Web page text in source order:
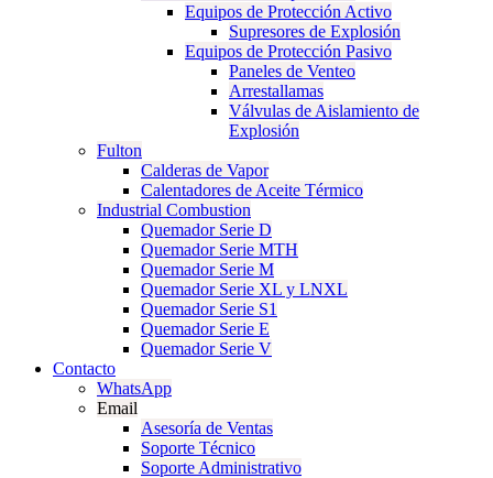
Equipos de Protección Activo
Supresores de Explosión
Equipos de Protección Pasivo
Paneles de Venteo
Arrestallamas
Válvulas de Aislamiento de
Explosión
Fulton
Calderas de Vapor
Calentadores de Aceite Térmico
Industrial Combustion
Quemador Serie D
Quemador Serie MTH
Quemador Serie M
Quemador Serie XL y LNXL
Quemador Serie S1
Quemador Serie E
Quemador Serie V
Contacto
WhatsApp
Email
Asesoría de Ventas
Soporte Técnico
Soporte Administrativo